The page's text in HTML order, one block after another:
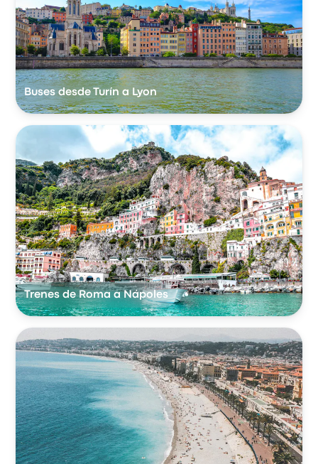
Buses desde Turín a Lyon
Trenes de Roma a Nápoles